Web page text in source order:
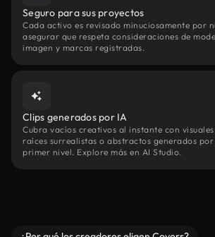
Seguro para sus proyectos
Cada activo es revisado minuciosamente por
asegurar que respeta consideraciones de
imagen y marcas registradas.
Clips generados por IA
Cubra vacíos creativos al instante con
raíces surrealistas o abstractos generados por
primer nivel. Explore más en AI Studio.